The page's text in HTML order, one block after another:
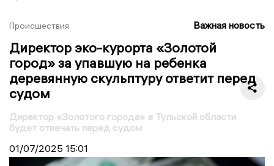
Происшествия Важная новость
Директор эко-курорта «Золотой
город» за упавшую на ребенка
деревянную скульптуру ответит перед
судом
Директор «Золотого города» в Тульской области
будет отвечать перед судом
01/07/2025 15:01